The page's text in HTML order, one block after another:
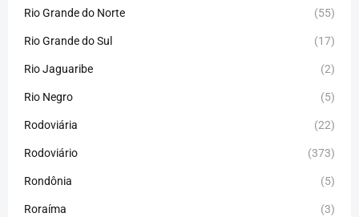
Rio Grande do Norte (55)
Rio Grande do Sul (17)
Rio Jaguaribe (2)
Rio Negro (5)
Rodoviária (22)
Rodoviário (373)
Rondônia (5)
Roraíma (3)